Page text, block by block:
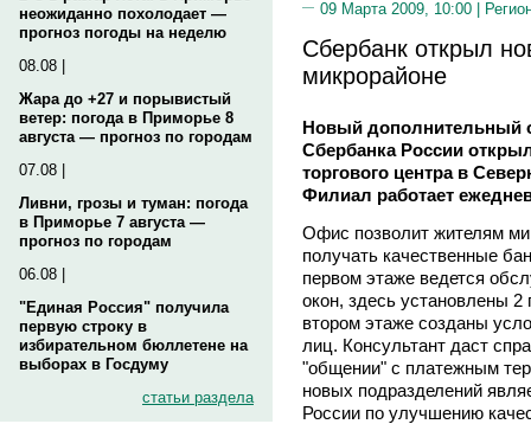
неожиданно похолодает —
прогноз погоды на неделю
08.08 |
Жара до +27 и порывистый
ветер: погода в Приморье 8
августа — прогноз по городам
07.08 |
Ливни, грозы и туман: погода
в Приморье 7 августа —
прогноз по городам
06.08 |
"Единая Россия" получила
первую строку в
избирательном бюллетене на
выборах в Госдуму
статьи раздела
09 Марта 2009, 10:00 |
Сбербанк открыл
микрорайоне
Новый дополнительный
Сбербанка России
торгового центра в
Филиал работает
Офис позволит жителям
получать качественные
первом этаже ведется
окон, здесь установлены
втором этаже созданы
лиц. Консультант даст
"общении" с платежным
новых подразделений
России по улучшению